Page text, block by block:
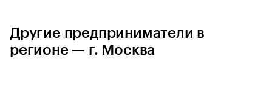
Другие предприниматели в
регионе — г. Москва